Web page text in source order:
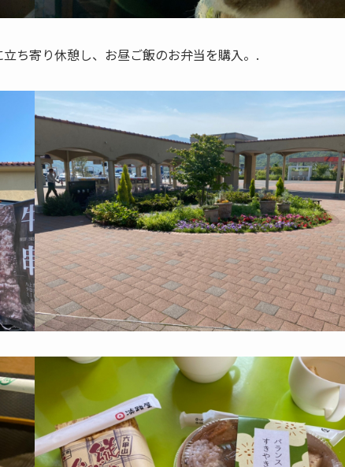
ち寄り休憩し、お昼ご飯のお弁当を購入。.